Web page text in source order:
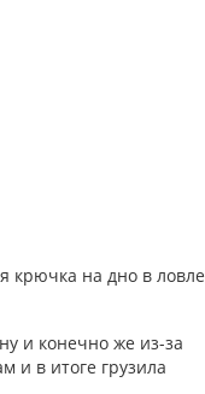
крючка на дно в ловле
и конечно же из-за
и в итоге грузила